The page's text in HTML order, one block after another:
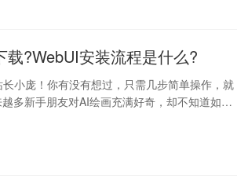
?WebUI安装流程是什么?
小庞！你有没有想过，只需几步简单操作，就
多新手朋友对AI绘画充满好奇，却不知道如何